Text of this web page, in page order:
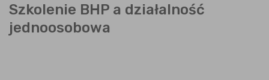
Szkolenie BHP a działalność
jednoosobowa